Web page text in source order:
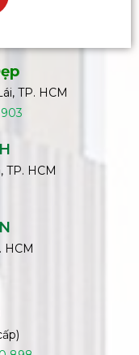
TP. HCM
TP. HCM
HCM